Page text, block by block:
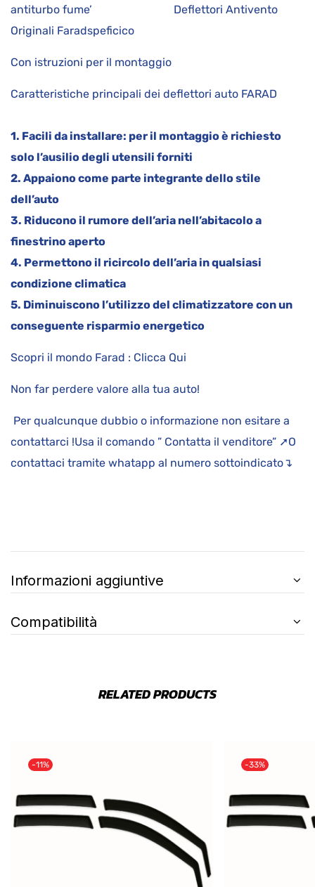
antiturbo fume’ Deflettori Antivento
Originali Faradspeficico
Con istruzioni per il montaggio
Caratteristiche principali dei deflettori auto FARAD
1. Facili da installare: per il montaggio è richiesto
solo l’ausilio degli utensili forniti
2. Appaiono come parte integrante dello stile
dell’auto
3. Riducono il rumore dell’aria nell’abitacolo a
finestrino aperto
4. Permettono il ricircolo dell’aria in qualsiasi
condizione climatica
5. Diminuiscono l’utilizzo del climatizzatore con un
conseguente risparmio energetico
Scopri il mondo Farad : Clicca Qui
Non far perdere valore alla tua auto!
Per qualcunque dubbio o informazione non esitare a
contattarci !Usa il comando ” Contatta il venditore” ➚O
contattaci tramite whatapp al numero sottoindicato↴
Informazioni aggiuntive
Compatibilità
RELATED PRODUCTS
-11% -33%